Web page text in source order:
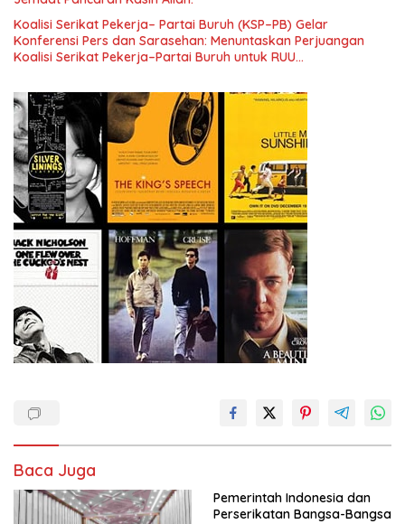
Koalisi Serikat Pekerja– Partai Buruh (KSP–PB) Gelar
Konferensi Pers dan Sarasehan: Menuntaskan Perjuangan
Koalisi Serikat Pekerja–Partai Buruh untuk RUU
Baca Juga
Pemerintah Indonesia dan
Perserikatan Bangsa-Bangsa